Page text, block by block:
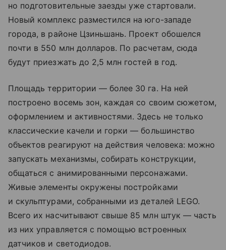
но подготовительные заезды уже стартовали.
Новый комплекс разместился на юго-западе
города, в районе Цзиньшань. Проект обошелся
почти в 550 млн долларов. По расчетам, сюда
будут приезжать до 2,5 млн гостей в год.
Площадь территории — более 30 га. На ней
построено восемь зон, каждая со своим сюжетом,
оформлением и активностями. Здесь не только
классические качели и горки — большинство
объектов реагируют на действия человека: можно
запускать механизмы, собирать конструкции,
общаться с анимированными персонажами.
Живые элементы окружены постройками
и скульптурами, собранными из деталей LEGO.
Всего их насчитывают свыше 85 млн штук — часть
из них управляется с помощью встроенных
датчиков и светодиодов.